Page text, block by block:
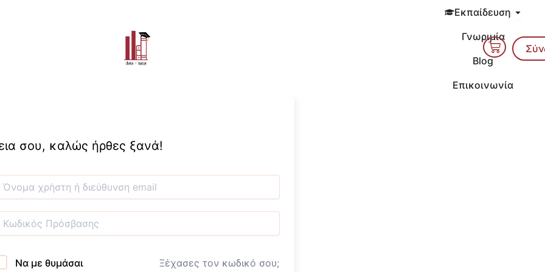
Εκπαίδευση Open
Γνωριμία
Blog
Επικοινωνία
Cart
σου, καλώς ήρθες ξανά!
Να με θυμάσαι Ξέχασες τον κωδικό σου;